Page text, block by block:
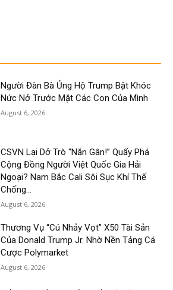
Người Đàn Bà Ủng Hộ Trump Bật Khóc
Nức Nở Trước Mặt Các Con Của Mình
August 6, 2026
CSVN Lại Dở Trò “Nắn Gân!” Quấy Phá
Cộng Đồng Người Việt Quốc Gia Hải
Ngoại? Nam Bắc Cali Sôi Sục Khí Thế
Chống...
August 6, 2026
Thương Vụ “Cú Nhảy Vọt” X50 Tài Sản
Của Donald Trump Jr. Nhờ Nền Tảng Cá
Cược Polymarket
August 6, 2026